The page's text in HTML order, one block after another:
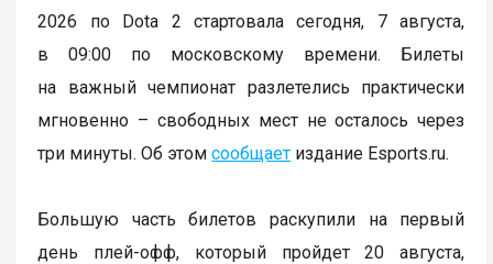
2026 по Dota 2 стартовала сегодня, 7 августа,
в 09:00 по московскому времени. Билеты
на важный чемпионат разлетелись практически
мгновенно – свободных мест не осталось через
три минуты. Об этомсообщает издание Esports.ru.
Большую часть билетов раскупили на первый
день плей-офф, который пройдет 20 августа,